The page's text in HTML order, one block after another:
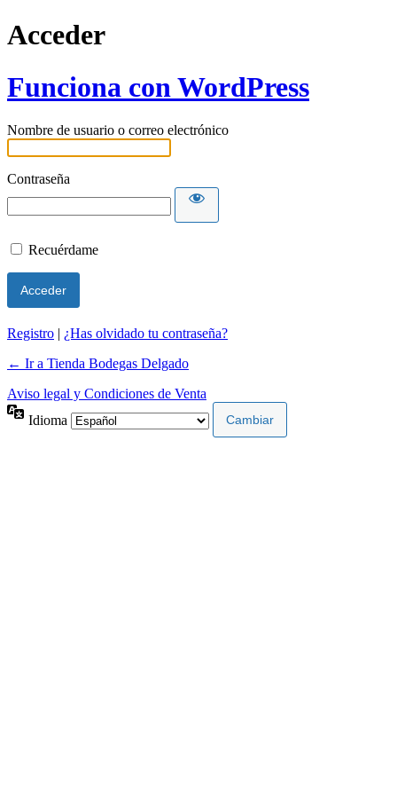
Acceder
Funciona con WordPress
Nombre de usuario o correo electrónico
Contraseña
Recuérdame
Registro | ¿Has olvidado tu contraseña?
← Ir a Tienda Bodegas Delgado
Aviso legal y Condiciones de Venta
Idioma